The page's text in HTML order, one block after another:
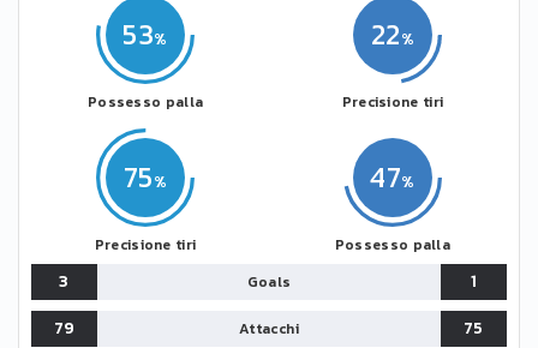
53
Possesso palla
75
Precisione tiri
47
Possesso palla
22
Precisione tiri
3 Goals
1
79
Attacchi
75